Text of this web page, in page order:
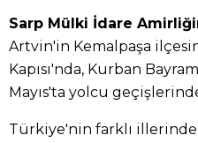
Sarp Mülki İdare
Artvin'in Kemalpaşa
Kapısı'nda, Kurban
Mayıs'ta yolcu
Türkiye'nin farklı